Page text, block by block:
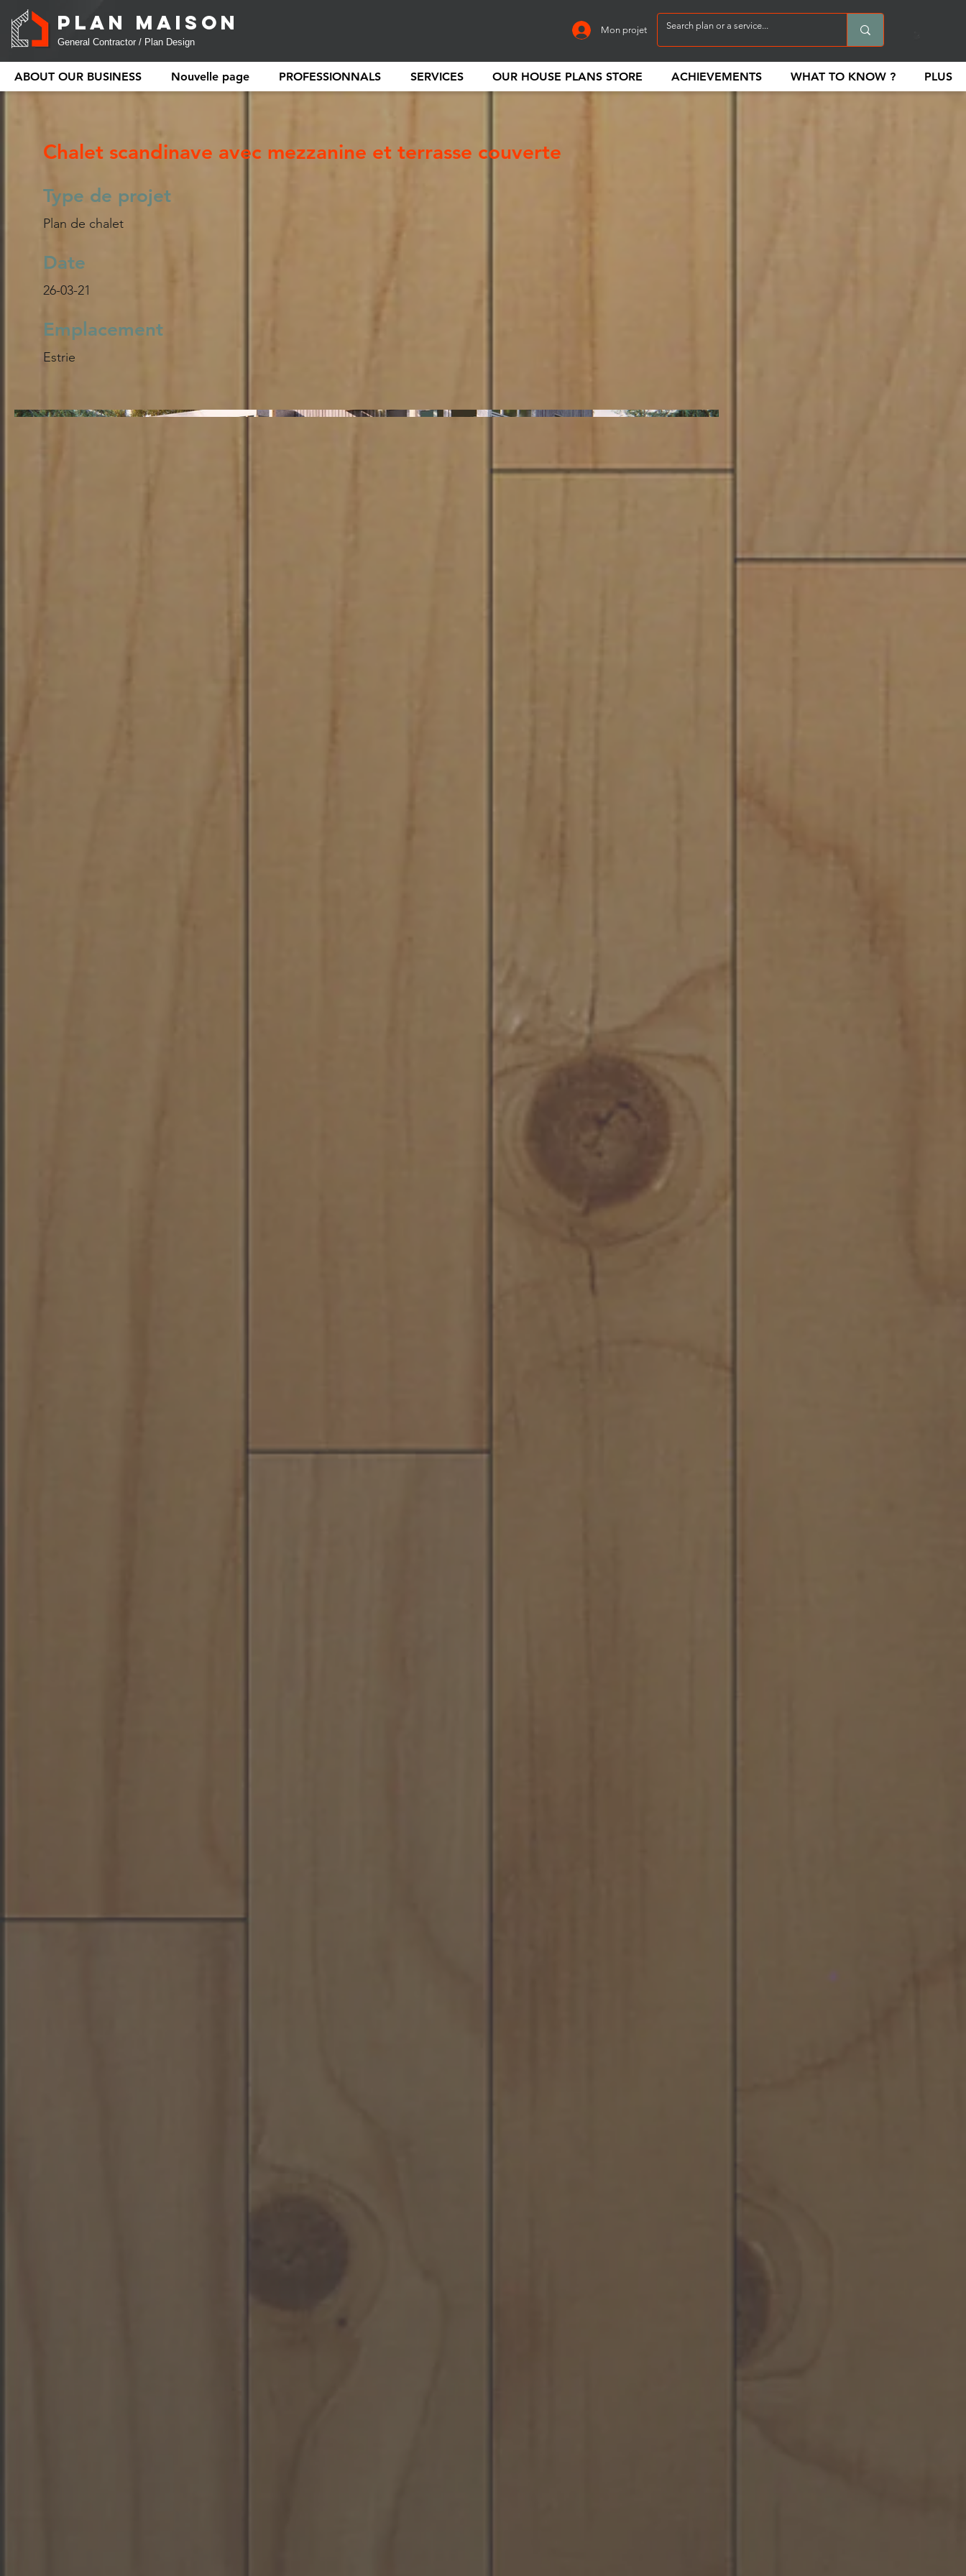
PLAN MAISON
General Contractor / Plan Design
Mon projet
ABOUT OUR BUSINESS Nouvelle page PROFESSIONNALS SERVICES OUR HOUSE PLANS STORE ACHIEVEMENTS WHAT TO KNOW ? PLUS
Chalet scandinave avec mezzanine et terrasse couverte
Type de projet
Plan de chalet
Date
26-03-21
Emplacement
Estrie